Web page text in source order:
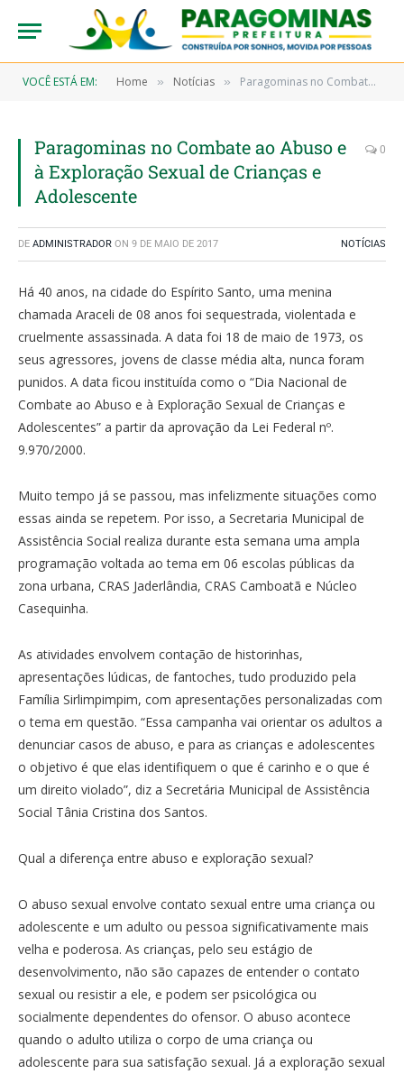
VOCÊ ESTÁ EM: Home » Notícias » Paragominas no Combate ao Abuso e à Exploração Sexual de Crianças e Adolescente
Paragominas no Combate ao Abuso e
à Exploração Sexual de Crianças e
Adolescente
0
DE ADMINISTRADOR ON 9 DE MAIO DE 2017 NOTÍCIAS
Há 40 anos, na cidade do Espírito Santo, uma menina
chamada Araceli de 08 anos foi sequestrada, violentada e
cruelmente assassinada. A data foi 18 de maio de 1973, os
seus agressores, jovens de classe média alta, nunca foram
punidos. A data ficou instituída como o “Dia Nacional de
Combate ao Abuso e à Exploração Sexual de Crianças e
Adolescentes” a partir da aprovação da Lei Federal nº.
9.970/2000.
Muito tempo já se passou, mas infelizmente situações como
essas ainda se repetem. Por isso, a Secretaria Municipal de
Assistência Social realiza durante esta semana uma ampla
programação voltada ao tema em 06 escolas públicas da
zona urbana, CRAS Jaderlândia, CRAS Camboatã e Núcleo
Casequinha.
As atividades envolvem contação de historinhas,
apresentações lúdicas, de fantoches, tudo produzido pela
Família Sirlimpimpim, com apresentações personalizadas com
o tema em questão. “Essa campanha vai orientar os adultos a
denunciar casos de abuso, e para as crianças e adolescentes
o objetivo é que elas identifiquem o que é carinho e o que é
um direito violado”, diz a Secretária Municipal de Assistência
Social Tânia Cristina dos Santos.
Qual a diferença entre abuso e exploração sexual?
O abuso sexual envolve contato sexual entre uma criança ou
adolescente e um adulto ou pessoa significativamente mais
velha e poderosa. As crianças, pelo seu estágio de
desenvolvimento, não são capazes de entender o contato
sexual ou resistir a ele, e podem ser psicológica ou
socialmente dependentes do ofensor. O abuso acontece
quando o adulto utiliza o corpo de uma criança ou
adolescente para sua satisfação sexual. Já a exploração sexual